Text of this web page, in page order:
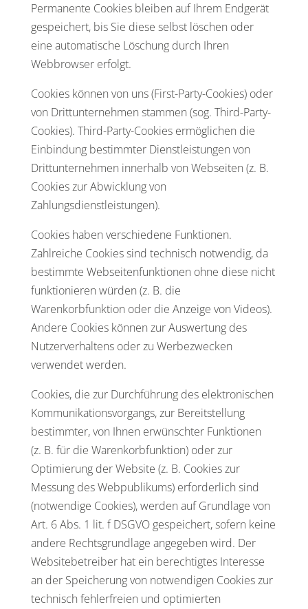
Permanente Cookies bleiben auf Ihrem Endgerät
gespeichert, bis Sie diese selbst löschen oder
eine automatische Löschung durch Ihren
Webbrowser erfolgt.
Cookies können von uns (First-Party-Cookies) oder
von Drittunternehmen stammen (sog. Third-Party-
Cookies). Third-Party-Cookies ermöglichen die
Einbindung bestimmter Dienstleistungen von
Drittunternehmen innerhalb von Webseiten (z. B.
Cookies zur Abwicklung von
Zahlungsdienstleistungen).
Cookies haben verschiedene Funktionen.
Zahlreiche Cookies sind technisch notwendig, da
bestimmte Webseitenfunktionen ohne diese nicht
funktionieren würden (z. B. die
Warenkorbfunktion oder die Anzeige von Videos).
Andere Cookies können zur Auswertung des
Nutzerverhaltens oder zu Werbezwecken
verwendet werden.
Cookies, die zur Durchführung des elektronischen
Kommunikationsvorgangs, zur Bereitstellung
bestimmter, von Ihnen erwünschter Funktionen
(z. B. für die Warenkorbfunktion) oder zur
Optimierung der Website (z. B. Cookies zur
Messung des Webpublikums) erforderlich sind
(notwendige Cookies), werden auf Grundlage von
Art. 6 Abs. 1 lit. f DSGVO gespeichert, sofern keine
andere Rechtsgrundlage angegeben wird. Der
Websitebetreiber hat ein berechtigtes Interesse
an der Speicherung von notwendigen Cookies zur
technisch fehlerfreien und optimierten